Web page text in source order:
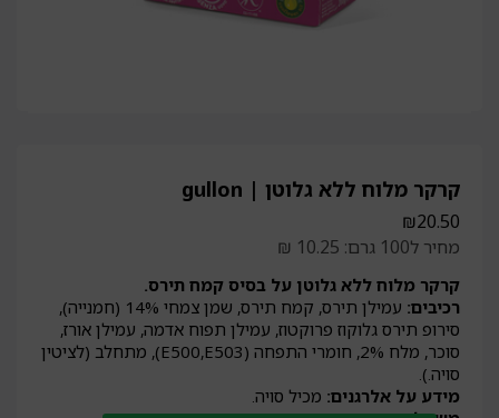
קרקר מלוח ללא גלוטן | gullon
₪20.50
מחיר ל100 גרם: 10.25 ₪
קרקר מלוח ללא גלוטן על בסיס קמח תירס.
רכיבים:
עמילן תירס, קמח תירס, שמן צמחי 14% (חמנייה),
סירופ תירס גלוקוז פרוקטוז, עמילן תפוח אדמה, עמילן אורז,
סוכר, מלח 2%, חומרי התפחה (E500,E503), מתחלב (לציטין
סויה.).
מידע על אלרגנים: מכיל סויה.